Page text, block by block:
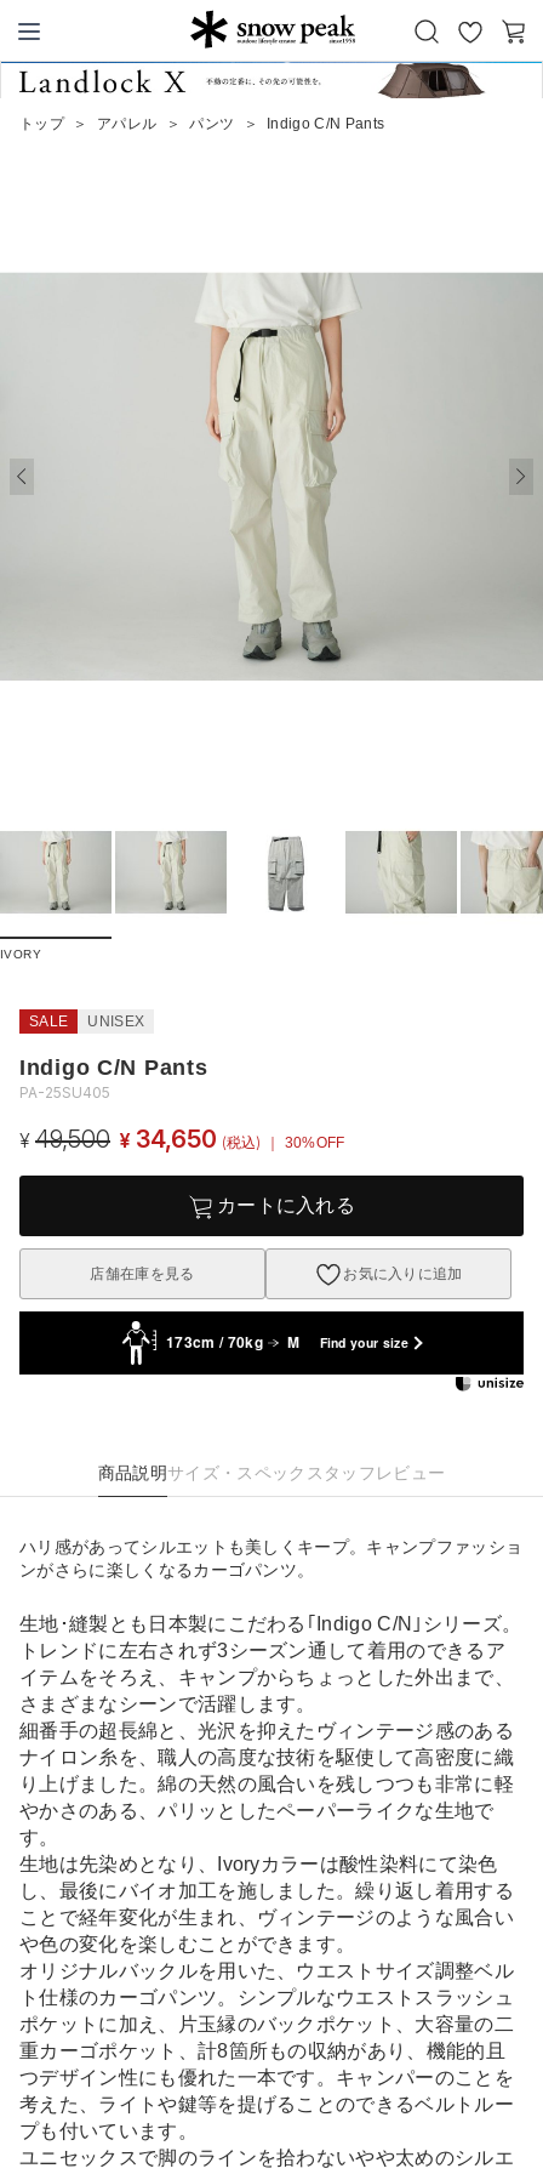
Snow Peak
お
気
カ
トップ ＞ アパレル ＞ パンツ ＞ Indigo C/N Pants
IVORY
SALE UNISEX
Indigo C/N Pants
PA-25SU405
¥ 49,500 ¥ 34,650 (税込) ｜ 30%OFF
カートに入れる
店舗在庫を見る お気に入りに追加
173cm / 70kg M Find your size
商品説明サイズ・スペック スタッフレビュー
ハリ感があってシルエットも美しくキープ。キャンプファッショ
ンがさらに楽しくなるカーゴパンツ。
生地･縫製とも日本製にこだわる｢Indigo C/N｣シリーズ。
トレンドに左右されず3シーズン通して着用のできるア
イテムをそろえ、キャンプからちょっとした外出まで、
さまざまなシーンで活躍します。
細番手の超長綿と、光沢を抑えたヴィンテージ感のある
ナイロン糸を、職人の高度な技術を駆使して高密度に織
り上げました。綿の天然の風合いを残しつつも非常に軽
やかさのある、パリッとしたペーパーライクな生地で
す。
生地は先染めとなり、Ivoryカラーは酸性染料にて染色
し、最後にバイオ加工を施しました。繰り返し着用する
ことで経年変化が生まれ、ヴィンテージのような風合い
や色の変化を楽しむことができます。
オリジナルバックルを用いた、ウエストサイズ調整ベル
ト仕様のカーゴパンツ。シンプルなウエストスラッシュ
ポケットに加え、片玉縁のバックポケット、大容量の二
重カーゴポケット、計8箇所もの収納があり、機能的且
つデザイン性にも優れた一本です。キャンパーのことを
考えた、ライトや鍵等を提げることのできるベルトルー
プも付いています。
ユニセックスで脚のラインを拾わないやや太めのシルエ